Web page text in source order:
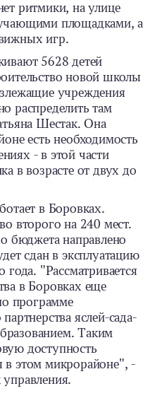
ритмики, на улице
площадками, а
игр.
5628 детей
новой школы
учреждения
распределить там
Шестак. Она
есть необходимость
- в этой части
в возрасте от двух до
в Боровках.
второго на 240 мест.
бюджета направлено
сдан в эксплуатацию
года. "Рассматривается
в Боровках еще
программе
яслей-сада-
Таким
доступность
в этом микрорайоне", -